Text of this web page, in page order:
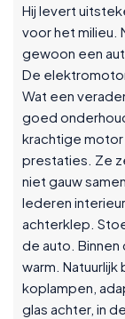
Hij levert
voor het milieu.
gewoon een
De
Wat een
goed
krachtige
prestaties. Ze
niet gauw
lederen
achterklep.
de auto.
warm. Natuurlijk
koplampen,
glas achter, in